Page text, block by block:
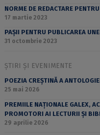
NORME DE REDACTARE
17 martie 2023
PAȘII PENTRU PUBLICAREA
31 octombrie 2023
ȘTIRI ȘI EVENIMENTE
POEZIA CREȘTINĂ A
25 mai 2026
PREMIILE NAȚIONALE GALEX,
PROMOTORI AI LECTURII ȘI
29 aprilie 2026